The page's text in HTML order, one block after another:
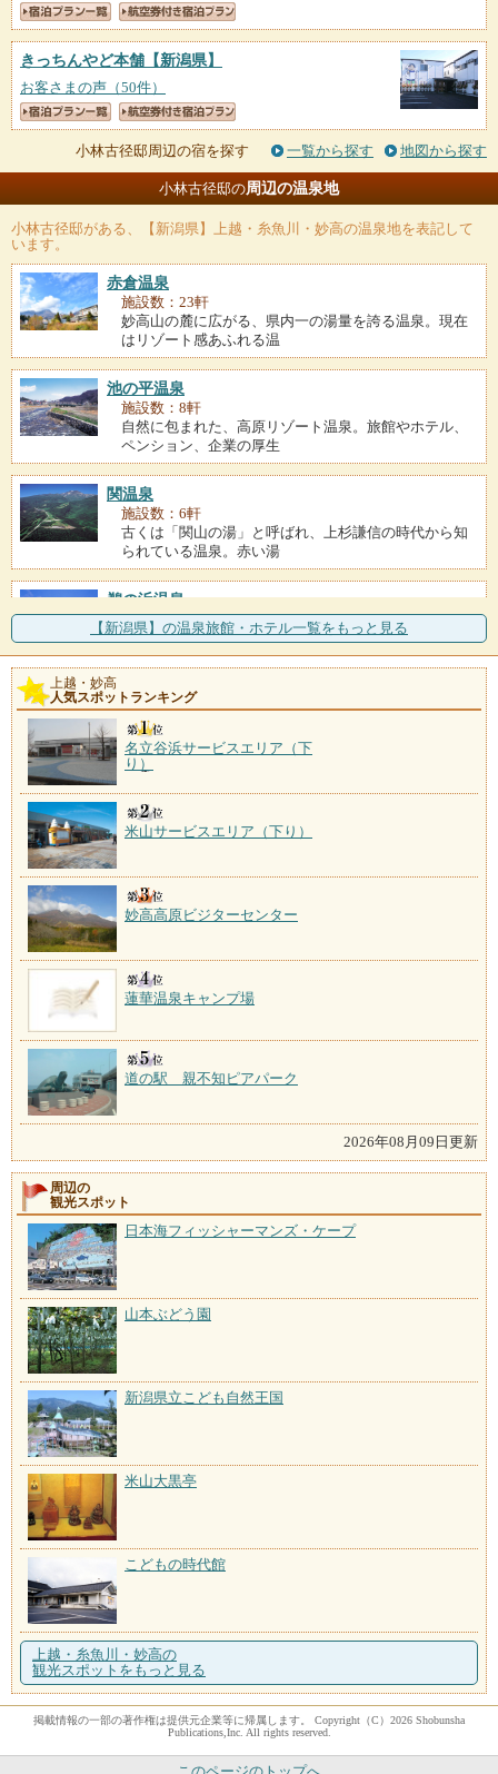
きっちんやど本舗 【新潟県】
お客さまの声（50件）
小林古径邸周辺の宿を探す 一覧から探す 地図から探す
小林古径邸の周辺の温泉地
小林古径邸がある、【新潟県】上越・糸魚川・妙高の温泉地を表記して
います。
赤倉温泉
施設数：23軒
妙高山の麓に広がる、県内一の湯量を誇る温泉。現在
はリゾート感あふれる温
池の平温泉
施設数：8軒
自然に包まれた、高原リゾート温泉。旅館やホテル、
ペンション、企業の厚生
関温泉
施設数：6軒
古くは「関山の湯」と呼ばれ、上杉謙信の時代から知
られている温泉。赤い湯
鵜の浜温泉
施設数：4軒
日本海を望む鵜の浜海岸沿いの温泉地。発祥は、昭和
32年に石油のボーリン
燕温泉
施設数：3軒
岩ツバメの群生地であったことから名付けられた温
泉。古き良き街並みには硫
【新潟県】の温泉旅館・ホテル一覧をもっと見る
上越・妙高
人気スポットランキング
名立谷浜サービスエリア（下
り）
米山サービスエリア（下り）
妙高高原ビジターセンター
蓮華温泉キャンプ場
道の駅 親不知ピアパーク
2026年08月09日更新
周辺の
観光スポット
日本海フィッシャーマンズ・ケープ
山本ぶどう園
新潟県立こども自然王国
米山大黒亭
こどもの時代館
上越・糸魚川・妙高の
観光スポットをもっと見る
掲載情報の一部の著作権は提供元企業等に帰属します。 Copyright（C）2026 Shobunsha
Publications,Inc. All rights reserved.